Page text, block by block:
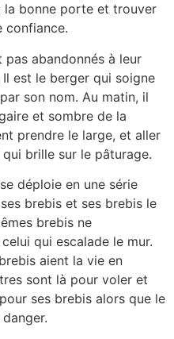
la bonne porte et trouver
confiance.
abandonnés à leur
est le berger qui soigne
son nom. Au matin, il
et sombre de la
prendre le large, et aller
brille sur le pâturage.
déploie en une série
brebis et ses brebis le
brebis ne
qui escalade le mur.
aient la vie en
sont là pour voler et
ses brebis alors que le